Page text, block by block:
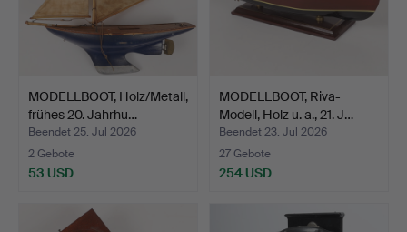
MODELLBOOT, Holz/Metall,
frühes 20. Jahrhu…
Beendet 25. Jul 2026
2 Gebote
53 USD
MODELLBOOT, Riva-
Modell, Holz u. a., 21. J…
Beendet 23. Jul 2026
27 Gebote
254 USD